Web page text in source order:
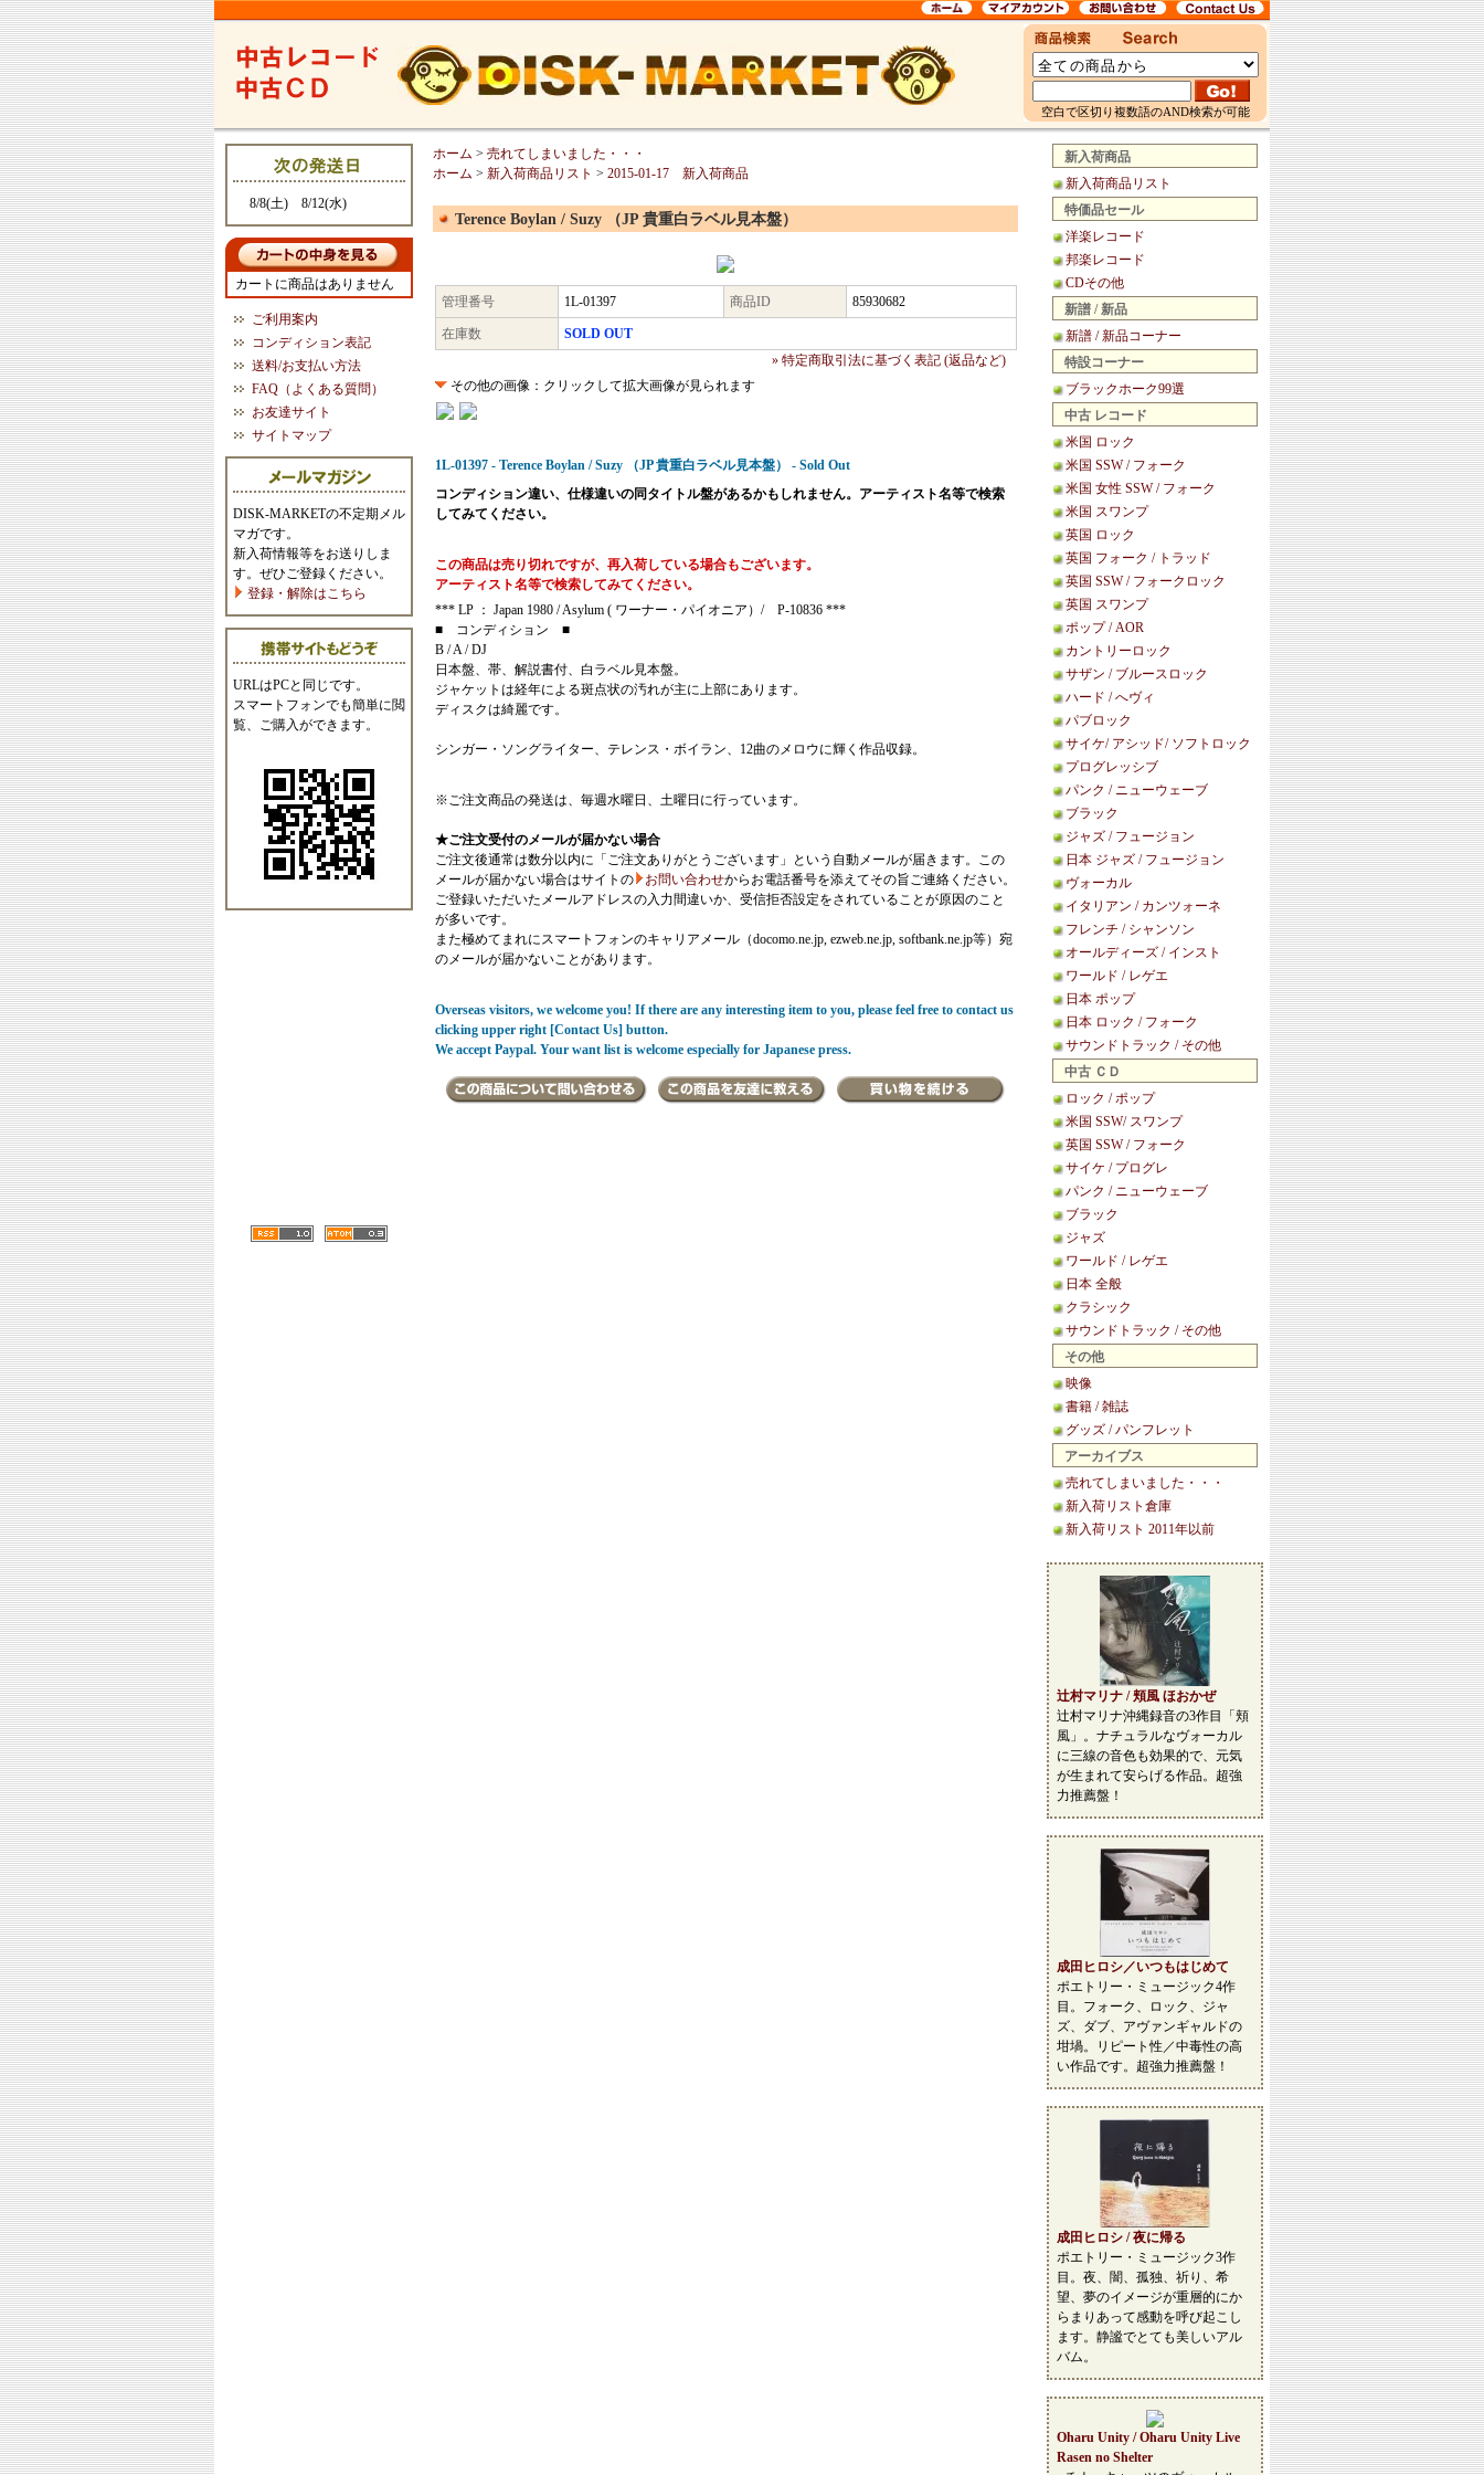
空白で区切り複数語のAND検索が可能
8/8(土) 8/12(水)
カートに商品はありません
ご利用案内
コンディション表記
送料/お支払い方法
FAQ（よくある質問）
お友達サイト
サイトマップ
DISK-MARKETの不定期メル
マガです。
新入荷情報等をお送りしま
す。ぜひご登録ください。
登録・解除はこちら
URLはPCと同じです。
スマートフォンでも簡単に閲
覧、ご購入ができます。
新入荷商品
新入荷商品リスト
特価品セール
洋楽レコード
邦楽レコード
CDその他
新譜 / 新品
新譜 / 新品コーナー
特設コーナー
ブラックホーク99選
中古 レコード
米国 ロック
米国 SSW / フォーク
米国 女性 SSW / フォーク
米国 スワンプ
英国 ロック
英国 フォーク / トラッド
英国 SSW / フォークロック
英国 スワンプ
ポップ / AOR
カントリーロック
サザン / ブルースロック
ハード / へヴィ
パブロック
サイケ/ アシッド/ ソフトロック
プログレッシブ
パンク / ニューウェーブ
ブラック
ジャズ / フュージョン
日本 ジャズ / フュージョン
ヴォーカル
イタリアン / カンツォーネ
フレンチ / シャンソン
オールディーズ / インスト
ワールド / レゲエ
日本 ポップ
日本 ロック / フォーク
サウンドトラック / その他
中古 ＣＤ
ロック / ポップ
米国 SSW/ スワンプ
英国 SSW / フォーク
サイケ / プログレ
パンク / ニューウェーブ
ブラック
ジャズ
ワールド / レゲエ
日本 全般
クラシック
サウンドトラック / その他
その他
映像
書籍 / 雑誌
グッズ / パンフレット
アーカイブス
売れてしまいました・・・
新入荷リスト倉庫
新入荷リスト 2011年以前
辻村マリナ / 頬風 ほおかぜ
辻村マリナ沖縄録音の3作目「頬
風」。ナチュラルなヴォーカル
に三線の音色も効果的で、元気
が生まれて安らげる作品。超強
力推薦盤！
成田ヒロシ／いつもはじめて
ポエトリー・ミュージック4作
目。フォーク、ロック、ジャ
ズ、ダブ、アヴァンギャルドの
坩堝。リピート性／中毒性の高
い作品です。超強力推薦盤！
成田ヒロシ / 夜に帰る
ポエトリー・ミュージック3作
目。夜、闇、孤独、祈り、希
望、夢のイメージが重層的にか
らまりあって感動を呼び起こし
ます。静謐でとても美しいアル
バム。
Oharu Unity / Oharu Unity Live
Rasen no Shelter
ホーム > 売れてしまいました・・・
ホーム > 新入荷商品リスト > 2015-01-17 新入荷商品
Terence Boylan / Suzy （JP 貴重白ラベル見本盤）
管理番号 1L-01397 商品ID 85930682
在庫数
SOLD OUT
» 特定商取引法に基づく表記 (返品など)
その他の画像：クリックして拡大画像が見られます
1L-01397 - Terence Boylan / Suzy （JP 貴重白ラベル見本盤） - Sold Out
コンディション違い、仕様違いの同タイトル盤があるかもしれません。アーティスト名等で検索
してみてください。
この商品は売り切れですが、再入荷している場合もございます。
アーティスト名等で検索してみてください。
*** LP ： Japan 1980 / Asylum ( ワーナー・パイオニア）/ P-10836 ***
■ コンディション ■
B / A / DJ
日本盤、帯、解説書付、白ラベル見本盤。
ジャケットは経年による斑点状の汚れが主に上部にあります。
ディスクは綺麗です。
シンガー・ソングライター、テレンス・ボイラン、12曲のメロウに輝く作品収録。
※ご注文商品の発送は、毎週水曜日、土曜日に行っています。
★ご注文受付のメールが届かない場合
ご注文後通常は数分以内に「ご注文ありがとうございます」という自動メールが届きます。この
メールが届かない場合はサイトの
お問い合わせからお電話番号を添えてその旨ご連絡ください。
ご登録いただいたメールアドレスの入力間違いか、受信拒否設定をされていることが原因のこと
が多いです。
また極めてまれにスマートフォンのキャリアメール（docomo.ne.jp, ezweb.ne.jp, softbank.ne.jp等）宛
のメールが届かないことがあります。
Overseas visitors, we welcome you! If there are any interesting item to you, please feel free to contact us
clicking upper right [Contact Us] button.
We accept Paypal. Your want list is welcome especially for Japanese press.